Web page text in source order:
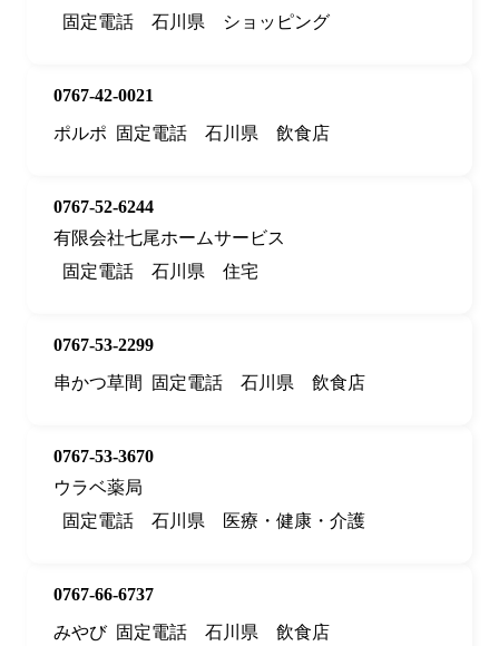
固定電話
石川県 ショッピング
0767-42-0021
ポルポ
固定電話 石川県 飲食店
0767-52-6244
有限会社七尾ホームサービス
固定電話
石川県 住宅
0767-53-2299
串かつ草間
固定電話 石川県 飲食店
0767-53-3670
ウラベ薬局
固定電話
石川県 医療・健康・介護
0767-66-6737
みやび 固定電話 石川県 飲食店